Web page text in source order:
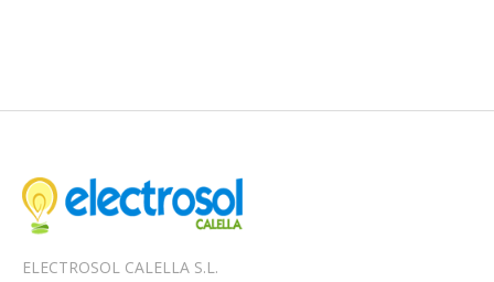
ELECTROSOL CALELLA S.L.